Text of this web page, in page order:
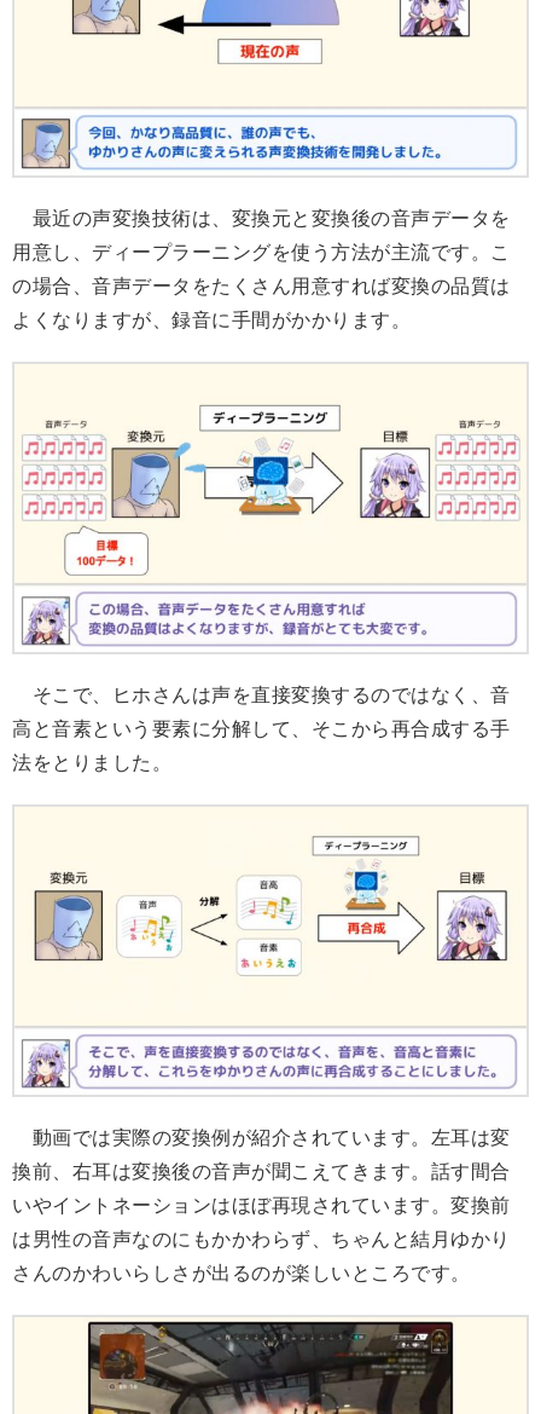
最近の声変換技術は、変換元と変換後の音声データを
用意し、ディープラーニングを使う方法が主流です。こ
の場合、音声データをたくさん用意すれば変換の品質は
よくなりますが、録音に手間がかかります。
そこで、ヒホさんは声を直接変換するのではなく、音
高と音素という要素に分解して、そこから再合成する手
法をとりました。
動画では実際の変換例が紹介されています。左耳は変
換前、右耳は変換後の音声が聞こえてきます。話す間合
いやイントネーションはほぼ再現されています。変換前
は男性の音声なのにもかかわらず、ちゃんと結月ゆかり
さんのかわいらしさが出るのが楽しいところです。